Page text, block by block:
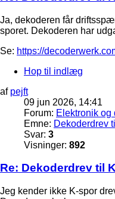
Ja, dekoderen får
sporet. Dekoderen har
Se: https://
Hop til indlæg
af pejft
09 jun 2026, 14:41
Forum: Elektronik og
Emne: Dekoderdrev
Svar: 3
Visninger: 892
Re: Dekoderdrev til
Jeg kender ikke K-spor